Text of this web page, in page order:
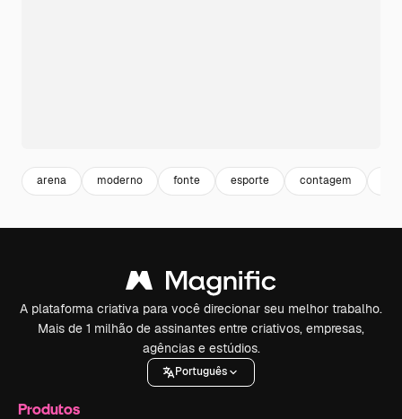
arena moderno fonte esporte contagem
A plataforma criativa para você direcionar seu melhor trabalho.
Mais de 1 milhão de assinantes entre criativos, empresas,
agências e estúdios.
Português
Produtos